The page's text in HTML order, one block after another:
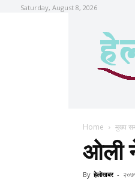
Saturday, August 8, 2026
Home मुख्य
ओली
By हेलाेखबर -